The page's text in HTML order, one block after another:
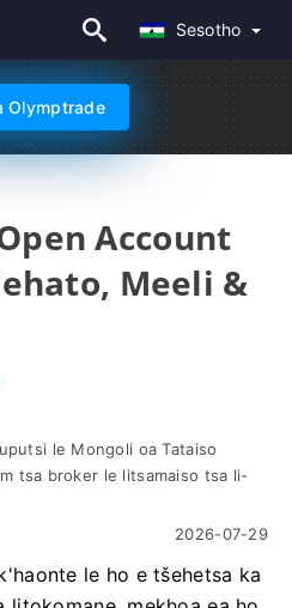
Sesotho
Olymptrade
Account
Meeli &
le Mongoli oa Tataiso
tsa broker le litsamaiso tsa li-
2026-07-29
le ho e tšehetsa ka